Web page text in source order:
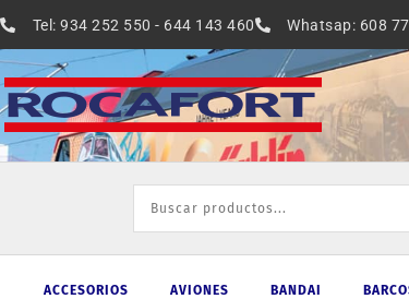
al
contenido
Tel: 934 252 550 - 644 143 460 Whatsap: 608
ACCESORIOS AVIONES BANDAI